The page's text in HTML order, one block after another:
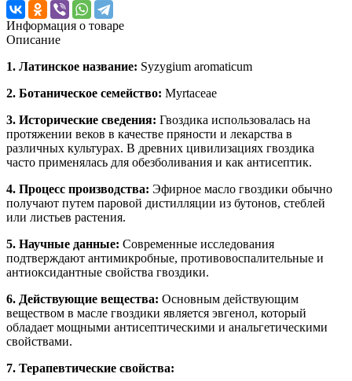
Информация о товаре
Описание
1. Латинское название: Syzygium aromaticum
2. Ботаническое семейство: Myrtaceae
3. Исторические сведения: Гвоздика использовалась на
протяжении веков в качестве пряности и лекарства в
различных культурах. В древних цивилизациях гвоздика
часто применялась для обезболивания и как антисептик.
4. Процесс производства: Эфирное масло гвоздики обычно
получают путем паровой дистилляции из бутонов, стеблей
или листьев растения.
5. Научные данные: Современные исследования
подтверждают антимикробные, противовоспалительные и
антиоксидантные свойства гвоздики.
6. Действующие вещества: Основным действующим
веществом в масле гвоздики является эвгенол, который
обладает мощными антисептическими и анальгетическими
свойствами.
7. Терапевтические свойства: